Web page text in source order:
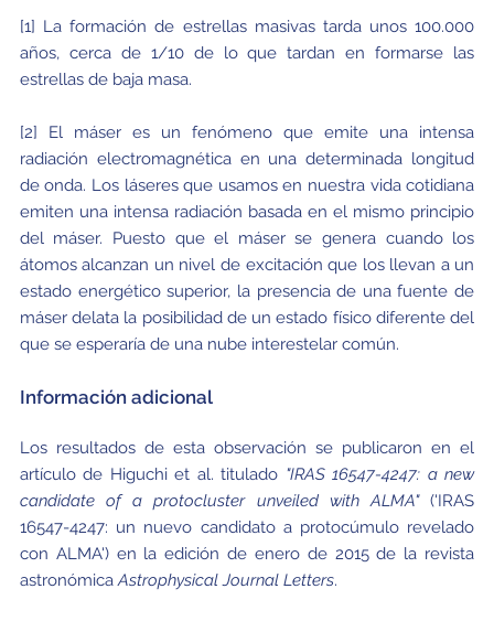
[1] La formación de estrellas masivas tarda unos 100.000
años, cerca de 1/10 de lo que tardan en formarse las
estrellas de baja masa.
[2] El máser es un fenómeno que emite una intensa
radiación electromagnética en una determinada longitud
de onda. Los láseres que usamos en nuestra vida cotidiana
emiten una intensa radiación basada en el mismo principio
del máser. Puesto que el máser se genera cuando los
átomos alcanzan un nivel de excitación que los llevan a un
estado energético superior, la presencia de una fuente de
máser delata la posibilidad de un estado físico diferente del
que se esperaría de una nube interestelar común.
Información adicional
Los resultados de esta observación se publicaron en el
artículo de Higuchi et al. titulado "IRAS 16547-4247: a new
candidate of a protocluster unveiled with ALMA"('IRAS
16547-4247: un nuevo candidato a protocúmulo revelado
con ALMA') en la edición de enero de 2015 de la revista
astronómicaAstrophysical Journal Letters.